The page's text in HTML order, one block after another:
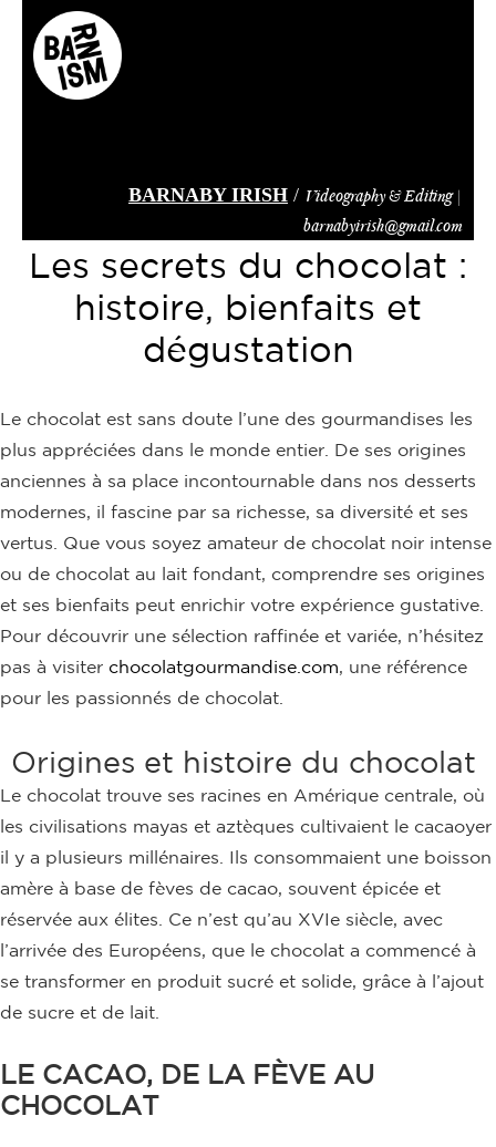
main
BARNABY IRISH / Videography & Editing |
barnabyirish@gmail.com
Les secrets du chocolat :
histoire, bienfaits et
dégustation
Le chocolat est sans doute l’une des gourmandises les
plus appréciées dans le monde entier. De ses origines
anciennes à sa place incontournable dans nos desserts
modernes, il fascine par sa richesse, sa diversité et ses
vertus. Que vous soyez amateur de chocolat noir intense
ou de chocolat au lait fondant, comprendre ses origines
et ses bienfaits peut enrichir votre expérience gustative.
Pour découvrir une sélection raffinée et variée, n’hésitez
pas à visiter chocolatgourmandise.com, une référence
pour les passionnés de chocolat.
Origines et histoire du chocolat
Le chocolat trouve ses racines en Amérique centrale, où
les civilisations mayas et aztèques cultivaient le cacaoyer
il y a plusieurs millénaires. Ils consommaient une boisson
amère à base de fèves de cacao, souvent épicée et
réservée aux élites. Ce n’est qu’au XVIe siècle, avec
l’arrivée des Européens, que le chocolat a commencé à
se transformer en produit sucré et solide, grâce à l’ajout
de sucre et de lait.
LE CACAO, DE LA FÈVE AU
CHOCOLAT